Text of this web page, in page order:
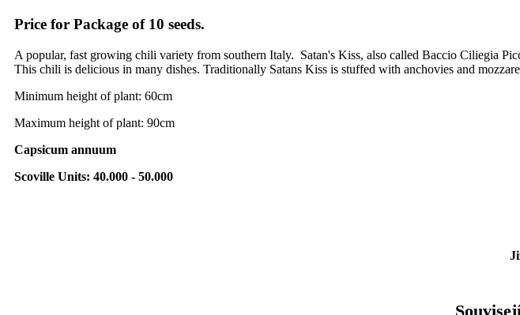
Price for Package of 10 seeds.
A popular, fast growing chili variety from southern Italy. Satan's Kiss, also called Baccio Ciliegia
This chili is delicious in many dishes. Traditionally Satans Kiss is stuffed with anchovies and
Minimum height of plant: 60cm
Maximum height of plant: 90cm
Capsicum annuum
Scoville Units: 40.000 - 50.000